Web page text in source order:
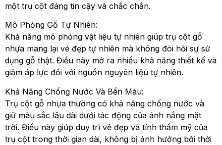
một trụ cột đáng tin cậy và chắc chắn.
Mô Phỏng Gỗ Tự Nhiên:
Khả năng mô phỏng vật liệu tự nhiên giúp trụ cột gỗ
nhựa mang lại vẻ đẹp tự nhiên mà không đòi hỏi sự sử
dụng gỗ thật. Điều này mở ra nhiều khả năng thiết kế và
giảm áp lực đối với nguồn nguyên liệu tự nhiên.
Khả Năng Chống Nước Và Bền Màu:
Trụ cột gỗ nhựa thường có khả năng chống nước và
giữ màu sắc lâu dài dưới tác động của ánh nắng mặt
trời. Điều này giúp duy trì vẻ đẹp và tính thẩm mỹ của
trụ cột trong thời gian dài, không bị ảnh hưởng bởi thời